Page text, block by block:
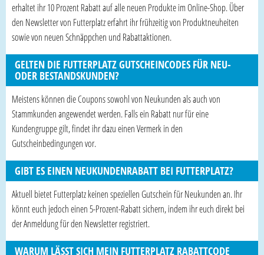
erhaltet ihr 10 Prozent Rabatt auf alle neuen Produkte im Online-Shop. Über
den Newsletter von Futterplatz erfahrt ihr frühzeitig von Produktneuheiten
sowie von neuen Schnäppchen und Rabattaktionen.
GELTEN DIE FUTTERPLATZ GUTSCHEINCODES FÜR NEU-
ODER BESTANDSKUNDEN?
Meistens können die Coupons sowohl von Neukunden als auch von
Stammkunden angewendet werden. Falls ein Rabatt nur für eine
Kundengruppe gilt, findet ihr dazu einen Vermerk in den
Gutscheinbedingungen vor.
GIBT ES EINEN NEUKUNDENRABATT BEI FUTTERPLATZ?
Aktuell bietet Futterplatz keinen speziellen Gutschein für Neukunden an. Ihr
könnt euch jedoch einen 5-Prozent-Rabatt sichern, indem ihr euch direkt bei
der Anmeldung für den Newsletter registriert.
WARUM LÄSST SICH MEIN FUTTERPLATZ RABATTCODE